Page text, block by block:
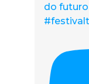
do futuro